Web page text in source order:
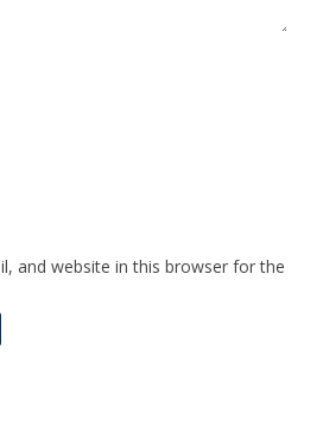
and website in this browser for the